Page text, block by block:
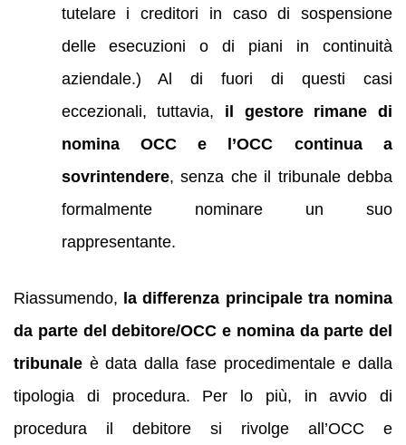
tutelare i creditori in caso di sospensione
delle esecuzioni o di piani in continuità
aziendale.) Al di fuori di questi casi
eccezionali, tuttavia, il gestore rimane di
nomina OCC e l’OCC continua a
sovrintendere, senza che il tribunale debba
formalmente nominare un suo
rappresentante.
Riassumendo, la differenza principale tra nomina
da parte del debitore/OCC e nomina da parte del
tribunale è data dalla fase procedimentale e dalla
tipologia di procedura. Per lo più, in avvio di
procedura il debitore si rivolge all’OCC e